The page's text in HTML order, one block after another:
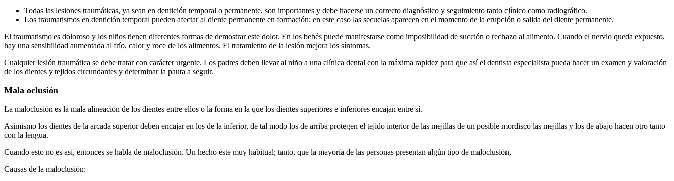
Todas las lesiones traumáticas, ya sean en dentición temporal o permanente, son importantes y debe hacerse un correcto diagnóstico y seguimiento tanto clínico como radiográfico.
Los traumatismos en dentición temporal pueden afectar al diente permanente en formación; en este caso las secuelas aparecen en el momento de la erupción o salida del diente permanente.
El traumatismo es doloroso y los niños tienen diferentes formas de demostrar este dolor. En los bebés puede manifestarse como imposibilidad de succión o rechazo al alimento. Cuando el nervio queda expuesto,
hay una sensibilidad aumentada al frío, calor y roce de los alimentos. El tratamiento de la lesión mejora los síntomas.
Cualquier lesión traumática se debe tratar con carácter urgente. Los padres deben llevar al niño a una clínica dental con la máxima rapidez para que así el dentista especialista pueda hacer un examen y valoración
de los dientes y tejidos circundantes y determinar la pauta a seguir.
Mala oclusión
La maloclusión es la mala alineación de los dientes entre ellos o la forma en la que los dientes superiores e inferiores encajan entre sí.
Asimismo los dientes de la arcada superior deben encajar en los de la inferior, de tal modo los de arriba protegen el tejido interior de las mejillas de un posible mordisco las mejillas y los de abajo hacen otro tanto
con la lengua.
Cuando esto no es así, entonces se habla de maloclusión. Un hecho éste muy habitual; tanto, que la mayoría de las personas presentan algún tipo de maloclusión,
Causas de la maloclusión: